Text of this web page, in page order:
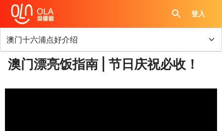
登入
澳门漂亮饭指南 | 节日庆祝必收！